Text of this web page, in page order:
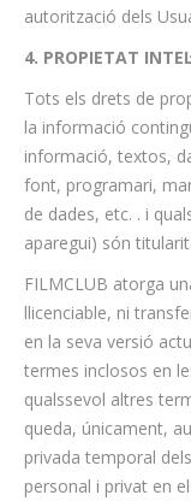
autorització dels
4. PROPIETAT
Tots els drets de
la informació
informació, textos,
font, programari,
de dades, etc. . i
aparegui) són
FILMCLUB atorga
llicenciable, ni
en la seva versió
termes inclosos en
qualssevol altres
queda, únicament,
privada temporal
personal i privat en